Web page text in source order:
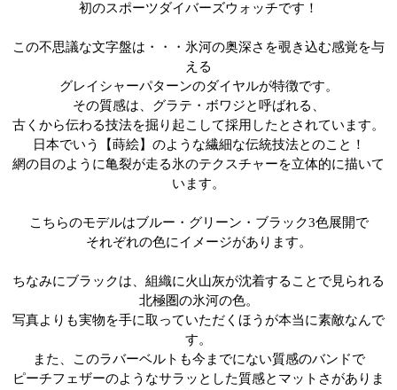
初のスポーツダイバーズウォッチです！
この不思議な文字盤は・・・氷河の奥深さを覗き込む感覚を与
える
グレイシャーパターンのダイヤルが特徴です。
その質感は、グラテ・ボワジと呼ばれる、
古くから伝わる技法を掘り起こして採用したとされています。
日本でいう【蒔絵】のような繊細な伝統技法とのこと！
網の目のように亀裂が走る氷のテクスチャーを立体的に描いて
います。
こちらのモデルはブルー・グリーン・ブラック3色展開で
それぞれの色にイメージがあります。
ちなみにブラックは、組織に火山灰が沈着することで見られる
北極圏の氷河の色。
写真よりも実物を手に取っていただくほうが本当に素敵なんで
す。
また、このラバーベルトも今までにない質感のバンドで
ピーチフェザーのようなサラッとした質感とマットさがありま